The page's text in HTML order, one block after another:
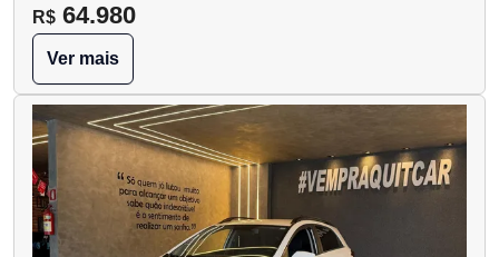
R$ 64.980
Ver mais